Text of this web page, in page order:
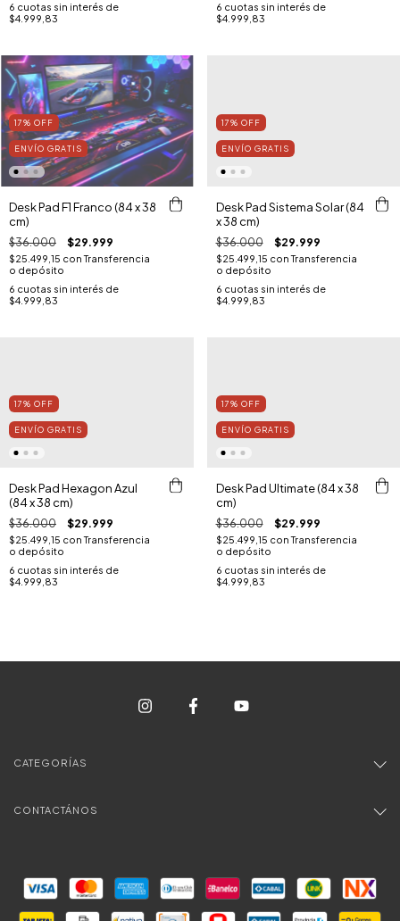
6 cuotas sin interés de
$4.999,83
6 cuotas sin interés de
$4.999,83
17% OFF
ENVÍO GRATIS
Desk Pad F1 Franco (84 x 38
cm)
$36.000 $29.999
$25.499,15 con Transferencia
o depósito
6 cuotas sin interés de
$4.999,83
17% OFF
ENVÍO GRATIS
Desk Pad Sistema Solar (84
x 38 cm)
$36.000 $29.999
$25.499,15 conTransferencia
o depósito
6 cuotas sin interés de
$4.999,83
17% OFF
ENVÍO GRATIS
Desk Pad Hexagon Azul
(84 x 38 cm)
$36.000 $29.999
$25.499,15 con Transferencia
o depósito
6 cuotas sin interés de
$4.999,83
17% OFF
ENVÍO GRATIS
Desk Pad Ultimate (84 x 38
cm)
$36.000 $29.999
$25.499,15 conTransferencia
o depósito
6 cuotas sin interés de
$4.999,83
CATEGORÍAS
CONTACTÁNOS